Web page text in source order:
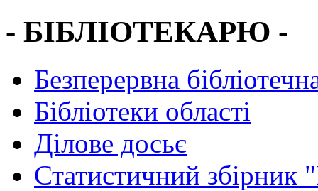
- БІБЛІОТЕКАРЮ -
Безперервна
Бібліотеки області
Ділове досьє
Статистичний